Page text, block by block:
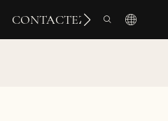
CONTACTEZ-NOUS